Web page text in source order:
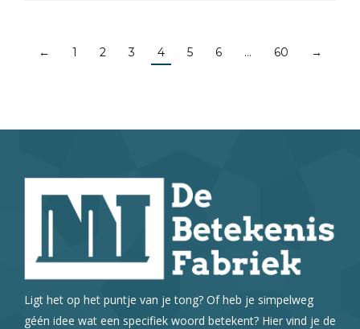
← 1 2 3 4 5 6 … 60 →
Ligt het op het puntje van je tong? Of heb je simpelweg
géén idee wat een specifiek woord betekent? Hier vind je de